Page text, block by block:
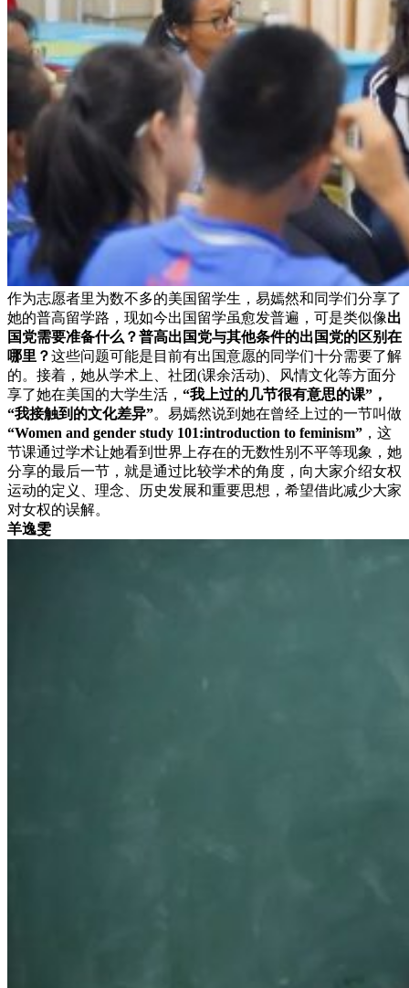
作为志愿者里为数不多的美国留学生，易嫣然和同学们分享了
她的普高留学路，现如今出国留学虽愈发普遍，可是类似像出
国党需要准备什么？普高出国党与其他条件的出国党的区别在
哪里？这些问题可能是目前有出国意愿的同学们十分需要了解
的。接着，她从学术上、社团(课余活动)、风情文化等方面分
享了她在美国的大学生活， “我上过的几节很有意思的课”，
“我接触到的文化差异”。易嫣然说到她在曾经上过的一节叫做
“Women and gender study 101:introduction to feminism” ，这
节课通过学术让她看到世界上存在的无数性别不平等现象，她
分享的最后一节，就是通过比较学术的角度，向大家介绍女权
运动的定义、理念、历史发展和重要思想，希望借此减少大家
对女权的误解。
羊逸雯